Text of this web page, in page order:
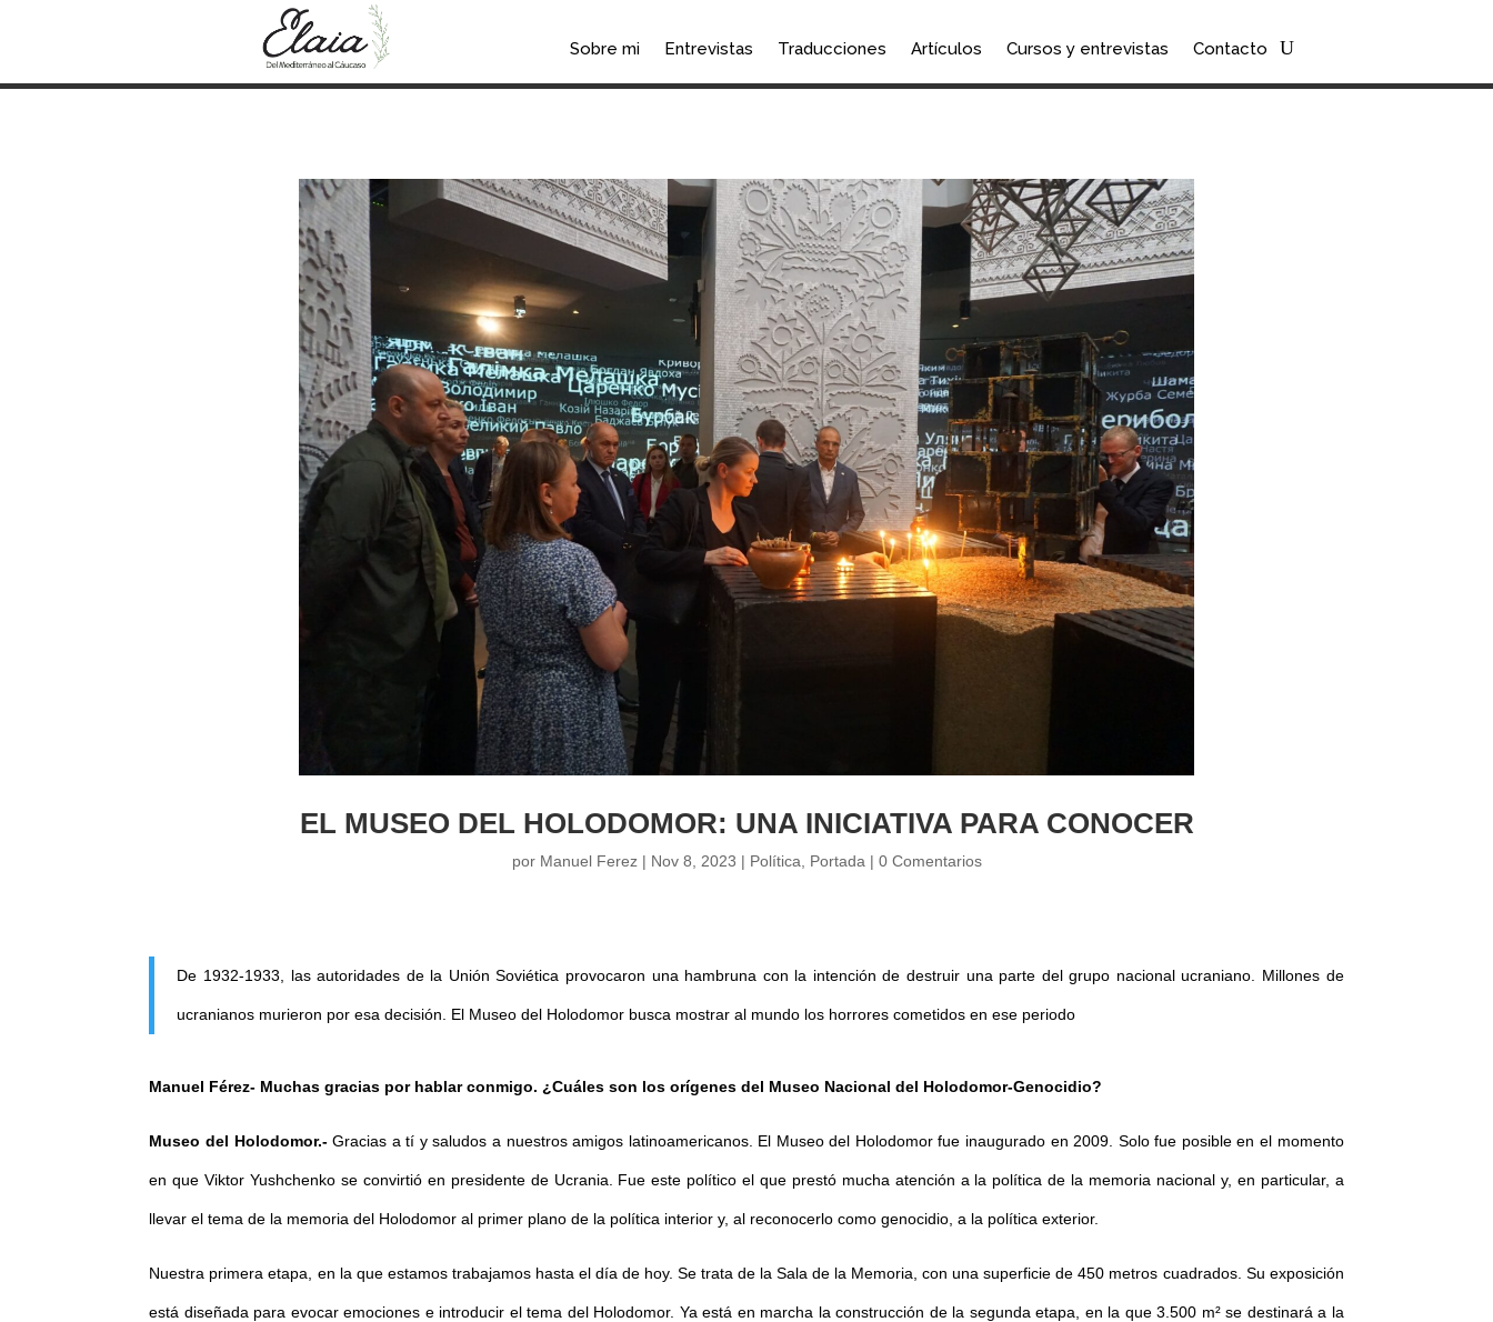
Sobre mi Entrevistas Traducciones Artículos Cursos y entrevistas Contacto
EL MUSEO DEL HOLODOMOR: UNA INICIATIVA PARA CONOCER
por Manuel Ferez| Nov 8, 2023 | Política Portada | 0 Comentarios
De 1932-1933, las autoridades de la Unión Soviética provocaron una hambruna con la intención de destruir una parte del grupo nacional ucraniano. Millones de
ucranianos murieron por esa decisión. El Museo del Holodomor busca mostrar al mundo los horrores cometidos en ese periodo
Manuel Férez- Muchas gracias por hablar conmigo. ¿Cuáles son los orígenes del Museo Nacional del Holodomor-Genocidio?
Museo del Holodomor.-Gracias a tí y saludos a nuestros amigos latinoamericanos. El Museo del Holodomor fue inaugurado en 2009. Solo fue posible en el momento
en que Viktor Yushchenko se convirtió en presidente de Ucrania. Fue este político el que prestó mucha atención a la política de la memoria nacional y, en particular, a
llevar el tema de la memoria del Holodomor al primer plano de la política interior y, al reconocerlo como genocidio, a la política exterior.
Nuestra primera etapa, en la que estamos trabajamos hasta el día de hoy. Se trata de la Sala de la Memoria, con una superficie de 450 metros cuadrados. Su exposición
está diseñada para evocar emociones e introducir el tema del Holodomor. Ya está en marcha la construcción de la segunda etapa, en la que 3.500 m² se destinará a la